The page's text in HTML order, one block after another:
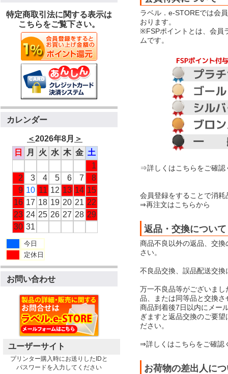
特定商取引法に関する表示は
こちらをご覧下さい。
カレンダー
＜2026年8月 ＞
日
月 火 水 木 金 土
1
2
3 4 5 6 7
8
9 10 11 12 13 14 15
16 17 18 19 20 21 22
23 24 25 26 27 28 29
30 31
今日
定休日
お問い合わせ
ユーザーサイト
プリンター購入時にお送りしたIDと
パスワードを入力してください
ラベル．e-STOREでは会
おります。
※FSPポイントとは、会員
ムです。
⇒詳しくはこちらをご確認
会員登録をすることで消
⇒再注文はこちらから
返品・交換について
商品不良以外の返品、交
さい。
不良品交換、誤品配送交
万一不良品等がございま
品、または同等品と交換
商品到着後7日以内にメー
ぎますと返品交換のご要
ださい。
⇒詳しくはこちらをご確認
お荷物の差出人に